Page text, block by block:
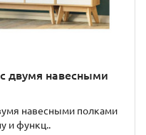
двумя навесными
навесными полками
и функц..